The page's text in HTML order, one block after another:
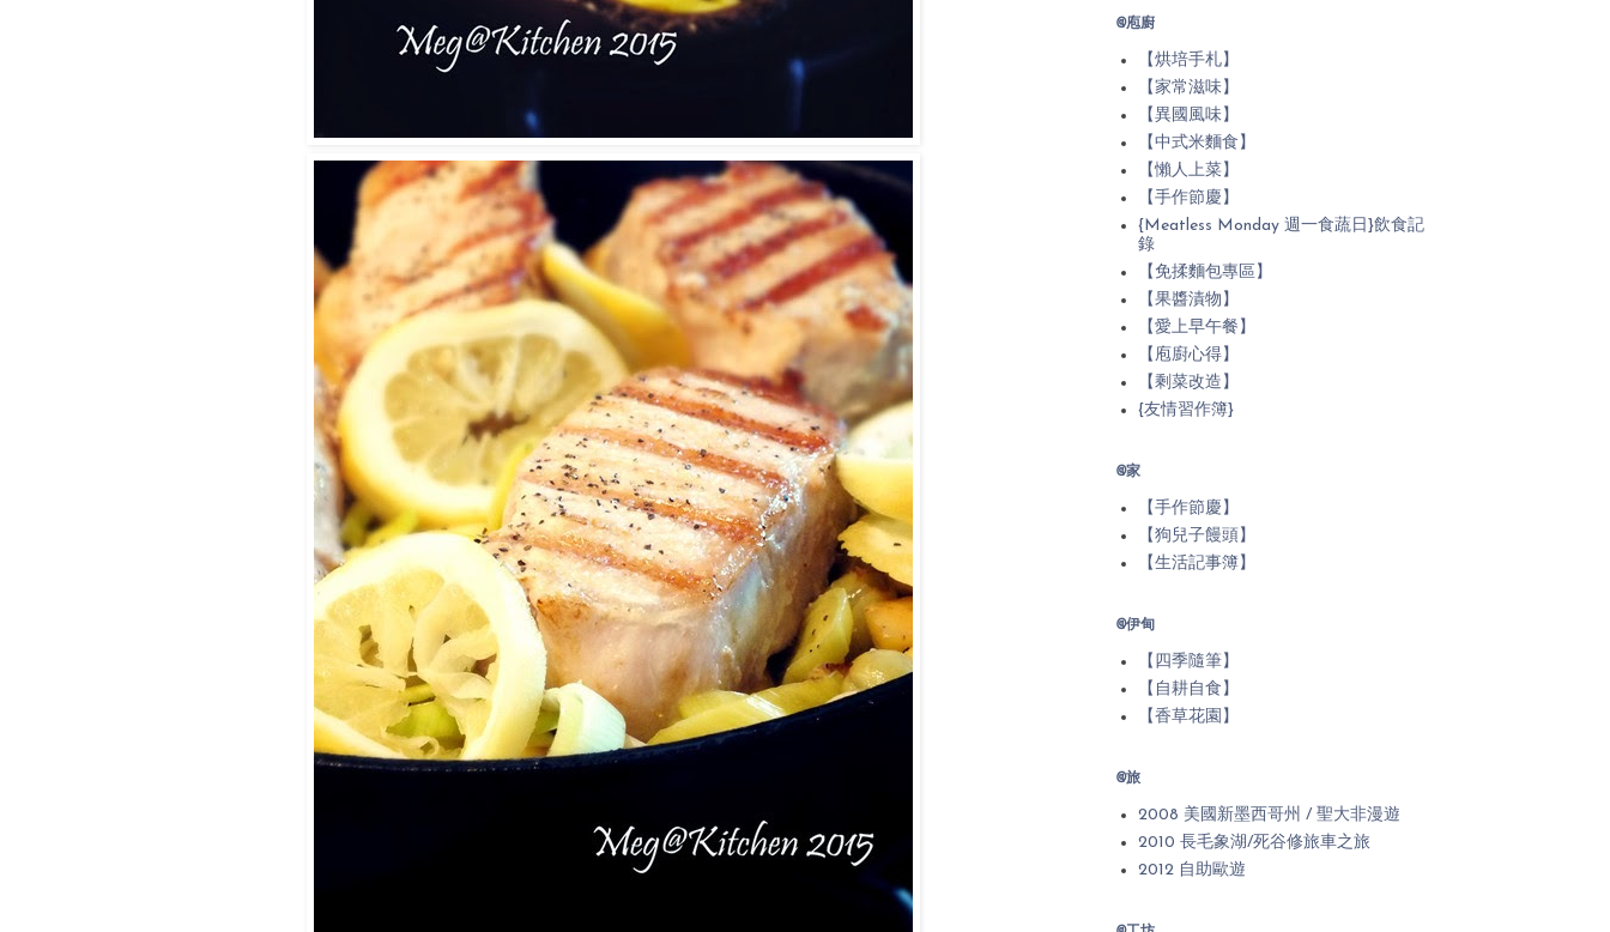
@庖廚
【烘培手札】
【家常滋味】
【異國風味】
【中式米麵食】
【懶人上菜】
【手作節慶】
{Meatless Monday 週一食蔬日}飲食記
錄
【免揉麵包專區】
【果醬漬物】
【愛上早午餐】
【庖廚心得】
【剩菜改造】
{友情習作簿}
@家
【手作節慶】
【狗兒子饅頭】
【生活記事簿】
@伊甸
【四季隨筆】
【自耕自食】
【香草花園】
@旅
2008 美國新墨西哥州 / 聖大非漫遊
2010 長毛象湖/死谷修旅車之旅
2012 自助歐遊